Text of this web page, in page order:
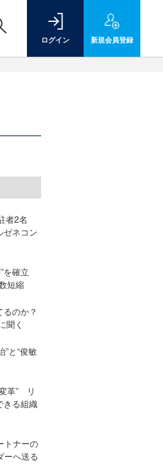
ログイン 新規会員登録
者2名
ゼネコン
を確立
短縮
のか？
聞く
”と“俊敏
革” リ
きる組織
トナーの
ーへ送る